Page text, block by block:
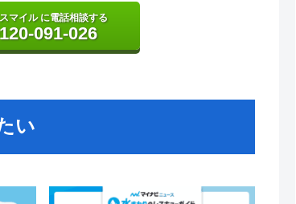
マイル に電話相談する
091-026
い